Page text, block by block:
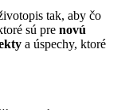
tak, aby čo
sú pre novú
a úspechy, ktoré